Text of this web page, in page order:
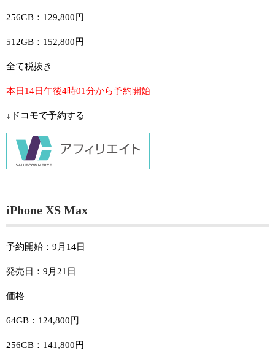
256GB：129,800円
512GB：152,800円
全て税抜き
本日14日午後4時01分から予約開始
↓ドコモで予約する
iPhone XS Max
予約開始：9月14日
発売日：9月21日
価格
64GB：124,800円
256GB：141,800円